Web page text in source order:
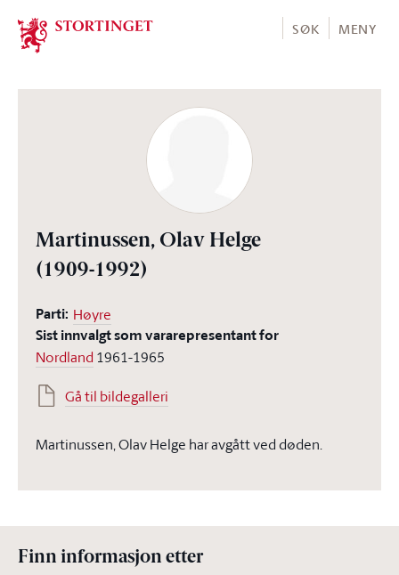
Stortinget.no
SØK MENY
Martinussen, Olav Helge
(1909-1992)
Parti: Høyre
Sist innvalgt som vararepresentant for
Nordland 1961-1965
Gå til bildegalleri
Martinussen, Olav Helge har avgått ved døden.
Finn informasjon etter